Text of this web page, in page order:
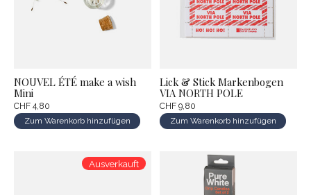
NOUVEL ÉTÉ make a wish
Mini
CHF 4,80
Zum Warenkorb hinzufügen
Lick & Stick Markenbogen
VIA NORTH POLE
CHF 9,80
Zum Warenkorb hinzufügen
Ausverkauft